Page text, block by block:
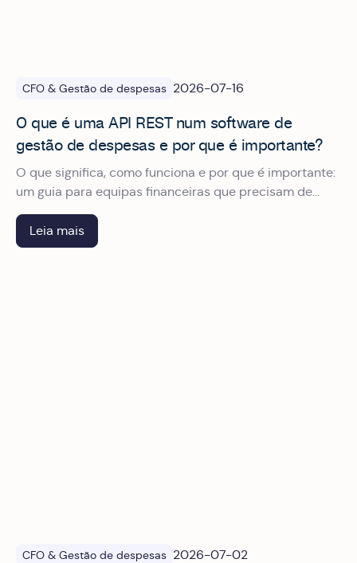
CFO & Gestão de despesas 2026-07-16
O que é uma API REST num software de
gestão de despesas e por que é importante?
O que significa, como funciona e por que é importante:
um guia para equipas financeiras que precisam de
integrar os seus sistemas sem depender do
departamento técnico.
Leia mais
CFO & Gestão de despesas 2026-07-02